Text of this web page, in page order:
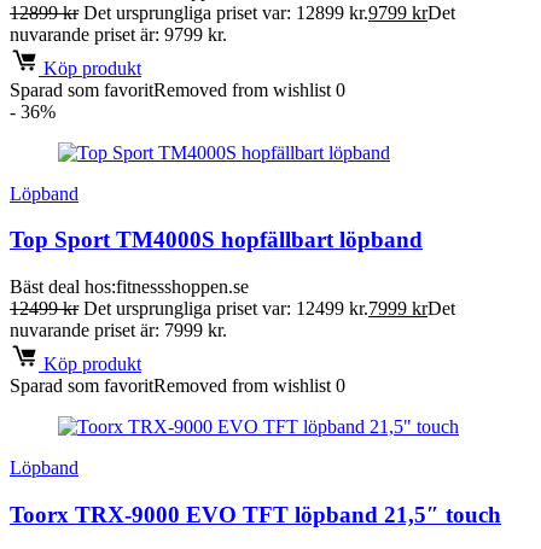
12899kr Det ursprungliga priset var: 12899 kr.9799 krDet
nuvarande priset är: 9799 kr.
Köp produkt
Sparad som favoritRemoved from wishlist 0
- 36%
Löpband
Top Sport TM4000S hopfällbart löpband
Bäst deal hos:fitnessshoppen.se
12499kr Det ursprungliga priset var: 12499 kr.7999 krDet
nuvarande priset är: 7999 kr.
Köp produkt
Sparad som favoritRemoved from wishlist 0
Löpband
Toorx TRX-9000 EVO TFT löpband 21,5″ touch